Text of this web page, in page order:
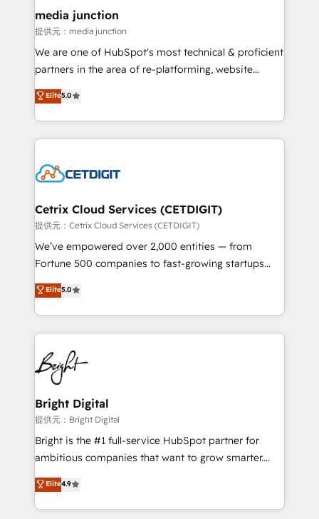
Mexico, USA, and Portugal—we've executed over a
hundred successful operations. Our approach,
rooted in RevOps principles, integrates analysis,
training, planning, and qualification. Leveraging
inbound marketing tactics, we focus on
understanding, nurturing, and converting leads.
competitive market.
media junction
提供元：media junction
We are one of HubSpot's most technical & proficient
partners in the area of re-platforming, website
design & development. We specialize in multi-hub
implementations for mid-market & enterprise
companies. We are woman-owned, powered by
coffee, and we ❤️ dogs. We produce award-winning
Impact Award 🏆2022 Technical Expertise Impact
Award 🏆2020 Elite Solutions Partner 🏆2019
Integrations HubSpot Impact Award 🏆2019
Marketing Enablement HubSpot Impact Award 🏆
2018 Website Design HubSpot Impact Award 🏆2017
Growth-Driven Design Agency of the Year 🏆2016
Sales Enablement HubSpot Impact Award 🏆2015
HubSpot COS Performance Award 🏆2014 HubSpot
COS Design Award 🏆2013 HubSpot Marketplace
Partner 📆Founded in 1997
Elite5.0
Cetrix Cloud Services (CETDIGIT)
提供元：Cetrix Cloud Services (CETDIGIT)
We’ve empowered over 2,000 entities — from
Fortune 500 companies to fast-growing startups
and nonprofits — to streamline operations, scale
revenue, and unlock the full potential of HubSpot.
With deep technical and industry expertise, we fuse
automation, integration, and AI innovation to deliver
lasting impact. We specialize in: • Turnkey and end-
to-end HubSpot implementations • Onboarding for
Sales, Service, Marketing & Content Hubs • AI voice
and chat agents, predictive automation, and smart
workflows • Salesforce + HubSpot integration •
RevOps and AI-driven sales enablement • Website
design and CMS development • ERP integration: SAP,
and CRM migration from any platform •
Client/member portals built on HubSpot • Custom
Elite5.0
Bright Digital
提供元：Bright Digital
Bright is the #1 full-service HubSpot partner for
ambitious companies that want to grow smarter.
From HubSpot onboarding, to training, from
developing a new website to lead generation and
digital marketing; we do it all (and with great
Elite4.9